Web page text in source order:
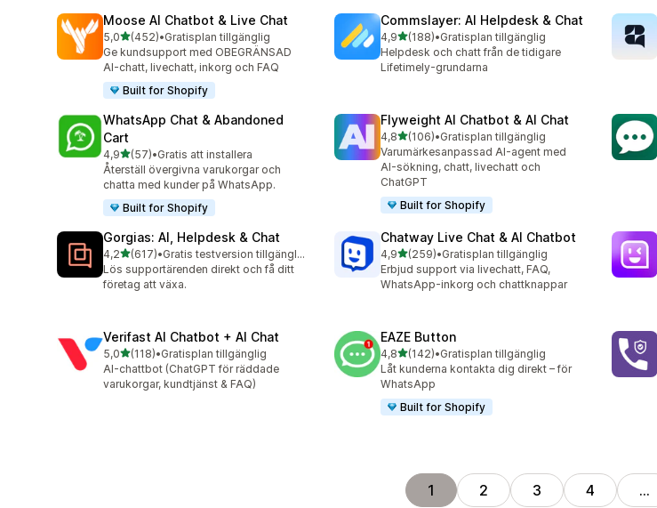
Moose AI Chatbot & Live Chat
5,0av 5 stjärnor
(452)
452 recensioner totalt
•Gratisplan tillgänglig
Ge kundsupport med OBEGRÄNSAD
AI-chatt, livechatt, inkorg och FAQ
Built for Shopify
Commslayer: AI Helpdesk & Chat
4,9av 5 stjärnor
(188)
188 recensioner totalt
•Gratisplan tillgänglig
Helpdesk och chatt från de tidigare
Lifetimely-grundarna
WhatsApp Chat & Abandoned
Cart
4,9av 5 stjärnor
(57)
57 recensioner totalt
•Gratis att installera
Återställ övergivna varukorgar och
chatta med kunder på WhatsApp.
Built for Shopify
Flyweight AI Chatbot & AI Chat
4,8av 5 stjärnor
(106)
106 recensioner totalt
•Gratisplan tillgänglig
Varumärkesanpassad AI-agent med
AI-sökning, chatt, livechatt och
ChatGPT
Built for Shopify
Gorgias: AI, Helpdesk & Chat
4,2av 5 stjärnor
(617)
617 recensioner totalt
•
Gratis testversion tillgänglig
Lös supportärenden direkt och få ditt
företag att växa.
Chatway Live Chat & AI Chatbot
4,9av 5 stjärnor
(259)
259 recensioner totalt
•Gratisplan tillgänglig
Erbjud support via livechatt, FAQ,
WhatsApp-inkorg och chattknappar
Verifast AI Chatbot + AI Chat
5,0av 5 stjärnor
(118)
118 recensioner totalt
•Gratisplan tillgänglig
AI-chattbot (ChatGPT för räddade
varukorgar, kundtjänst & FAQ)
EAZE Button
4,8av 5 stjärnor
(142)
142 recensioner totalt
•Gratisplan tillgänglig
Låt kunderna kontakta dig direkt – för
WhatsApp
Built for Shopify
1 2 3 4 …